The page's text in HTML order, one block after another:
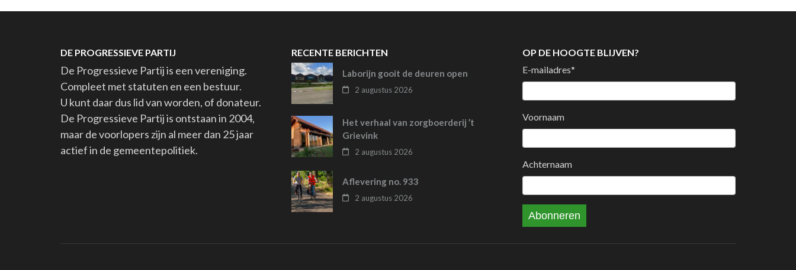
DE PROGRESSIEVE PARTIJ
De Progressieve Partij is een vereniging.
Compleet met statuten en een bestuur.
U kunt daar dus lid van worden, of donateur.
De Progressieve Partij is ontstaan in 2004,
maar de voorlopers zijn al meer dan 25 jaar
actief in de gemeentepolitiek.
RECENTE BERICHTEN
Laborijn gooit de deuren open
2 augustus 2026
Het verhaal van zorgboerderij ’t
Grievink
2 augustus 2026
Aflevering no. 933
2 augustus 2026
OP DE HOOGTE BLIJVEN?
E-mailadres*
Voornaam
Achternaam
Abonneren